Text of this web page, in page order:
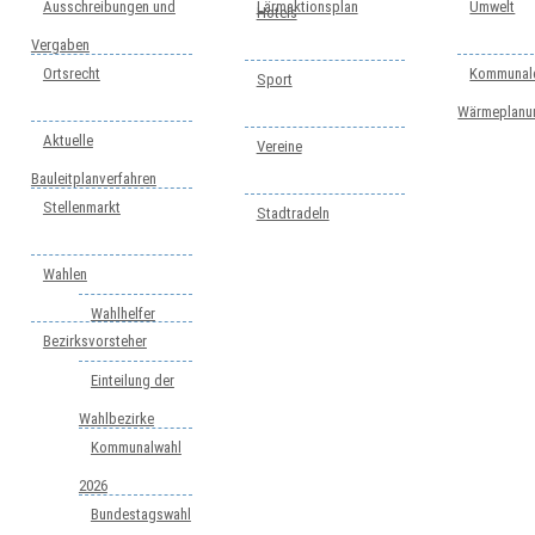
Ausschreibungen und
Vergaben
Ortsrecht
Aktuelle
Bauleitplanverfahren
Stellenmarkt
Wahlen
Wahlhelfer
Einteilung der
Wahlbezirke
Kommunalwahl
2026
Bundestagswahl
Bezirksvorsteher
Lärmaktionsplan Umwelt
Hotels
Sport
Vereine
Stadtradeln